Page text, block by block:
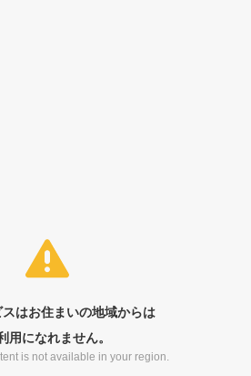
はお住まいの地域からは
用になれません。
is not available in your region.